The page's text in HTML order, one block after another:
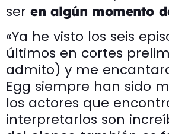
ser en algún momento
«Ya he visto los seis
últimos en cortes
admito) y me
Egg siempre han sido
los actores que
interpretarlos son